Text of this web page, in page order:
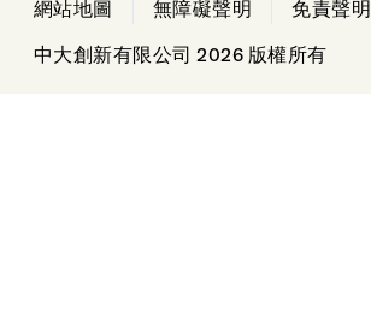
Find us on LinkedIn
網站地圖 無障礙聲明 免責聲明
中大創新有限公司 2026 版權所有